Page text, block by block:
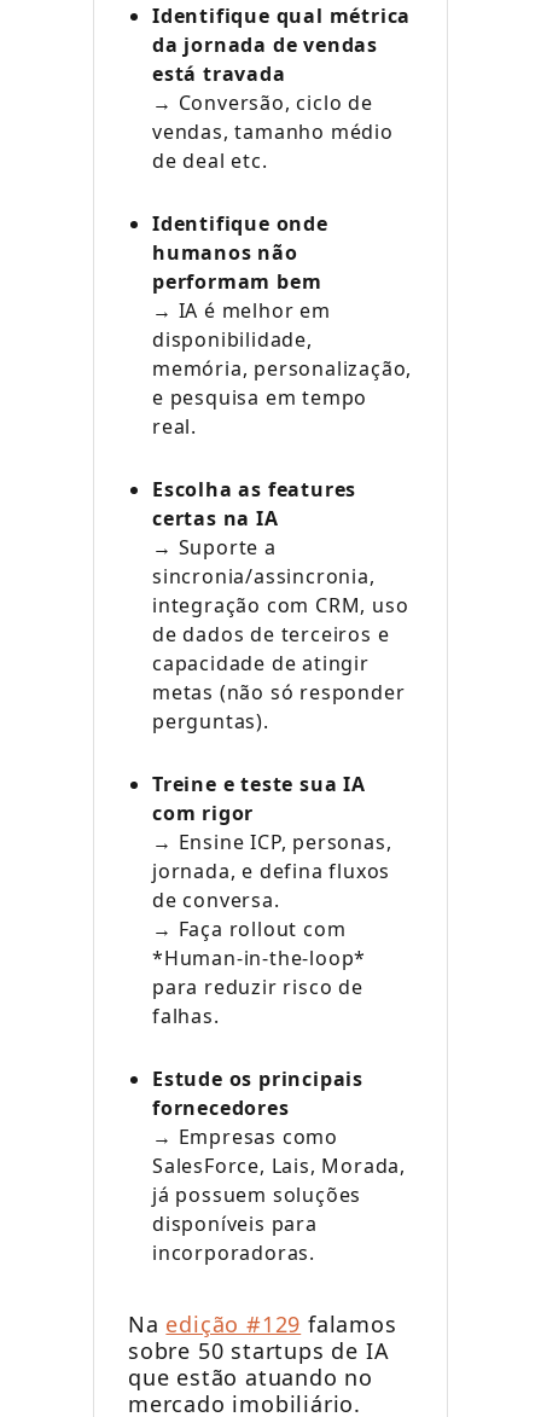
Identifique qual métrica
da jornada de vendas
está travada
→ Conversão, ciclo de
vendas, tamanho médio
de deal etc.
Identifique onde
humanos não
performam bem
→ IA é melhor em
disponibilidade,
memória, personalização,
e pesquisa em tempo
real.
Escolha as features
certas na IA
→ Suporte a
sincronia/assincronia,
integração com CRM, uso
de dados de terceiros e
capacidade de atingir
metas (não só responder
perguntas).
Treine e teste sua IA
com rigor
→ Ensine ICP, personas,
jornada, e defina fluxos
de conversa.
→ Faça rollout com
*Human-in-the-loop*
para reduzir risco de
falhas.
Estude os principais
fornecedores
→ Empresas como
SalesForce, Lais, Morada,
já possuem soluções
disponíveis para
incorporadoras.
Na edição #129 falamos
sobre 50 startups de IA
que estão atuando no
mercado imobiliário.